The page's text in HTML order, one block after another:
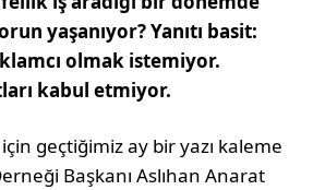
yaşanıyor? Yanıtı basit:
olmak istemiyor.
kabul etmiyor.
geçtiğimiz ay bir yazı kaleme
Başkanı Aslıhan Anarat